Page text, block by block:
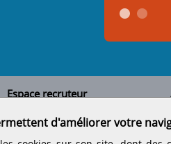
Espace recruteur
Tous les candidats
Déposer une annonce
d'améliorer votre